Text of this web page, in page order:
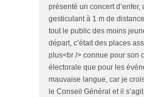
présenté un concert
gesticulant à 1 m de
tout le public des moins
départ, c’était des places
plus<br /> connue pour son
électorale que pour les
mauvaise langue, car je
le Conseil Général et il